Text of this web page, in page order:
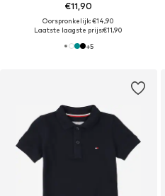
€11,90
Oorspronkelijk: €14,90
Laatste laagste prijs:€11,90
+5